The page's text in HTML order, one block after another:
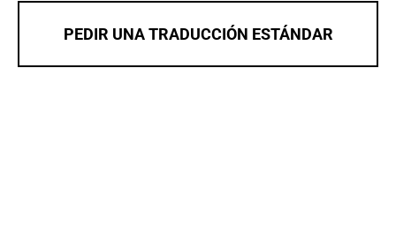
PEDIR UNA TRADUCCIÓN ESTÁNDAR